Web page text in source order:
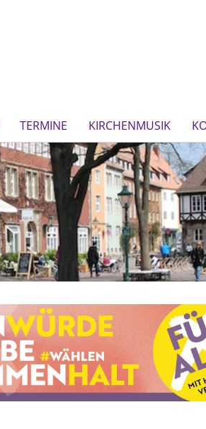
TERMINE KIRCHENMUSIK